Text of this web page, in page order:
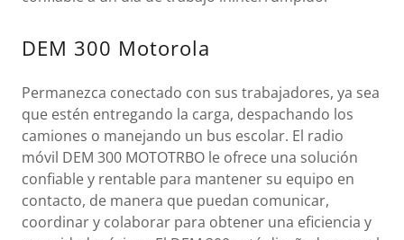
DEM 300 Motorola
Permanezca conectado con sus trabajadores, ya sea
que estén entregando la carga, despachando los
camiones o manejando un bus escolar. El radio
móvil DEM 300 MOTOTRBO le ofrece una solución
confiable y rentable para mantener su equipo en
contacto, de manera que puedan comunicar,
coordinar y colaborar para obtener una eficiencia y